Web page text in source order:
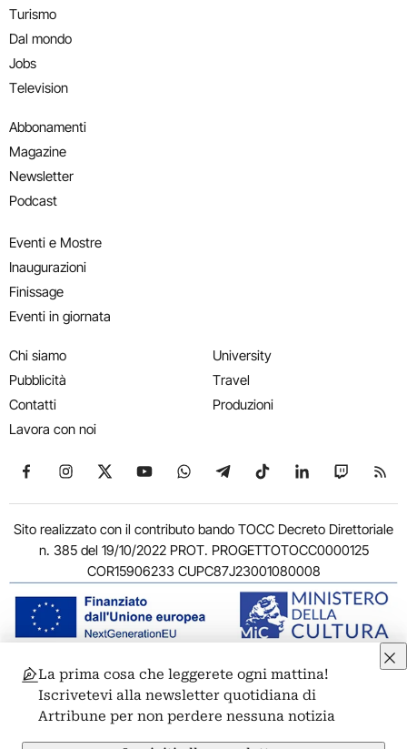
Turismo
Dal mondo
Jobs
Television
Abbonamenti
Magazine
Newsletter
Podcast
Eventi e Mostre
Inaugurazioni
Finissage
Eventi in giornata
Chi siamo
Pubblicità
Contatti
Lavora con noi
University
Travel
Produzioni
Seguici su Facebook
Seguici su Instagram
Seguici su X
Seguici su YouTube
Seguici su WhatsApp
Seguici su Telegram
Seguici su TikTok
Seguici su
Seguici
Sito realizzato con il contributo bando TOCC Decreto Direttoriale
n. 385 del 19/10/2022 PROT. PROGETTOTOCC0000125
COR15906233 CUPC87J23001080008
© 2011-2026 ARTRIBUNE srl – Corso Vittorio Emanuele II, 287 –
00186 Roma - P.I. 11381581005
Privacy: Responsabile della protezione dei dati personali
ARTRIBUNE srl – Corso Vittorio Emanuele II, 287 – 00186 Roma
La prima cosa che leggerete ogni mattina!
Iscrivetevi alla newsletter quotidiana di
Artribune per non perdere nessuna notizia